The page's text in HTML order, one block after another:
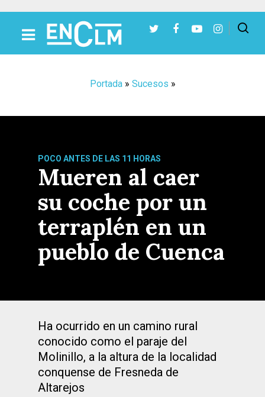
Portada» Sucesos »
POCO ANTES DE LAS 11 HORAS
Mueren al caer
su coche por un
terraplén en un
pueblo de Cuenca
Ha ocurrido en un camino rural
conocido como el paraje del
Molinillo, a la altura de la localidad
conquense de Fresneda de
Altarejos